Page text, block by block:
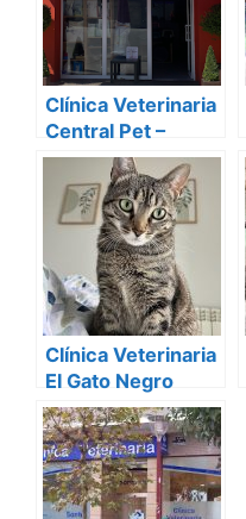
Clínica Veterinaria
Central Pet –
Hospital de
Mascotas
Clínica Veterinaria
El Gato Negro